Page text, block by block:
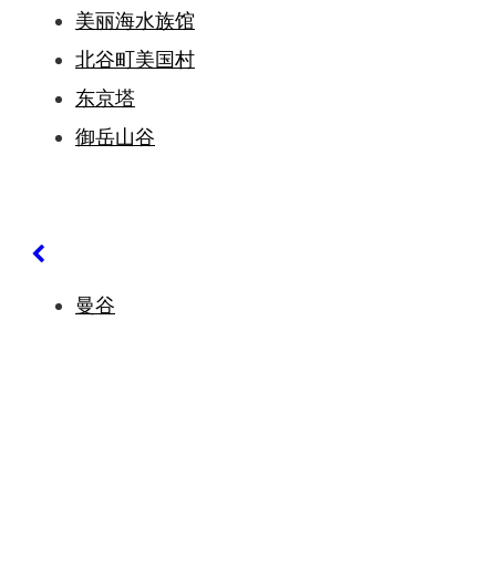
美丽海水族馆
北谷町美国村
东京塔
御岳山谷
曼谷